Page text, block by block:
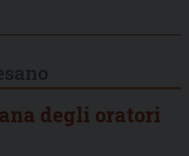
degli oratori